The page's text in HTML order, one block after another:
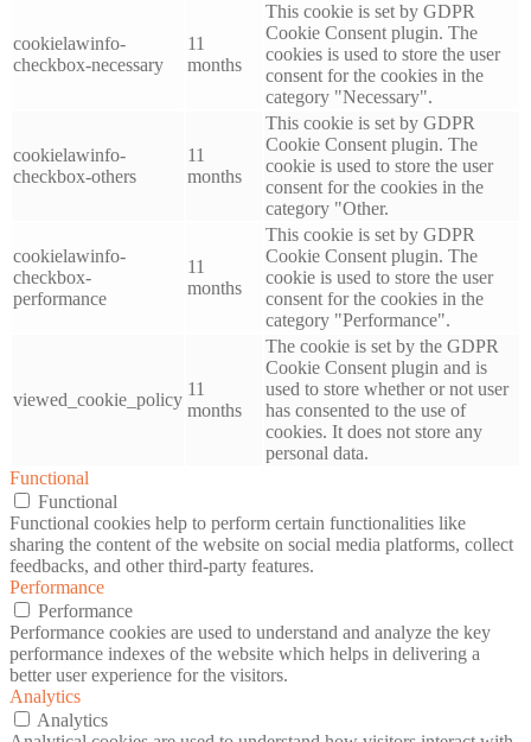
cookielawinfo-
checkbox-necessary
11
months
This cookie is set by GDPR
Cookie Consent plugin. The
cookies is used to store the user
consent for the cookies in the
category "Necessary".
cookielawinfo-
checkbox-others
11
months
This cookie is set by GDPR
Cookie Consent plugin. The
cookie is used to store the user
consent for the cookies in the
category "Other.
cookielawinfo-
checkbox-
performance
11
months
This cookie is set by GDPR
Cookie Consent plugin. The
cookie is used to store the user
consent for the cookies in the
category "Performance".
viewed_cookie_policy
11
months
The cookie is set by the GDPR
Cookie Consent plugin and is
used to store whether or not user
has consented to the use of
cookies. It does not store any
personal data.
Functional
Functional
Functional cookies help to perform certain functionalities like
sharing the content of the website on social media platforms, collect
feedbacks, and other third-party features.
Performance
Performance
Performance cookies are used to understand and analyze the key
performance indexes of the website which helps in delivering a
better user experience for the visitors.
Analytics
Analytics